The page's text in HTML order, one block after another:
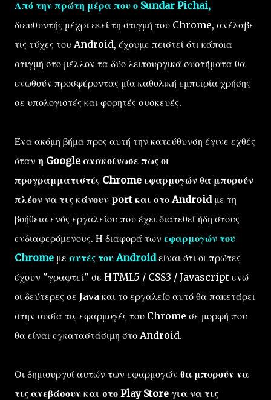
Από την πρώτη μέρα που ο Sundar Pichai,
διευθυντής μέχρι εκεί τη στιγμή του Chrome, ανέλαβε
τις τύχες του Android, έχουμε πειστεί ότι κάποια
στιγμή στο μέλλον τα δύο λειτουργικά συστήματα θα
ενωθούν προσφέροντας μία καθολική εμπειρία χρήσης
σε υπολογιστές και φορητές συσκευές.
Ένα ακόμη βήμα προς αυτή την κατεύθυνση έγινε εχθές
όταν η Google ανακοίνωσε πως οι
προγραμματιστές Chrome εφαρμογών θα μπορούν
πλέον να τις κάνουν port και στο Androidμε τη
βοήθεια ενός εργαλείου που έχει διατεθεί ήδη στους
ενδιαφερόμενους. Η διαφορά των εφαρμογών του
Chrome με αυτές του Androidείναι ότι οι πρώτες
έχουν "γραφτεί" σε HTML5 / CSS3 / Javascript ενώ
οι δεύτερες σε Java και το εργαλείο αυτό θα πακετάρει
στην ουσία τις εφαρμογές του Chrome σε μορφή που
θα είναι εγκαταστάσιμη στο Android.
Οι δημιουργοί αυτών των εφαρμογών θα μπορούν να
τις ανεβάσουν και στο Play Store για να τις